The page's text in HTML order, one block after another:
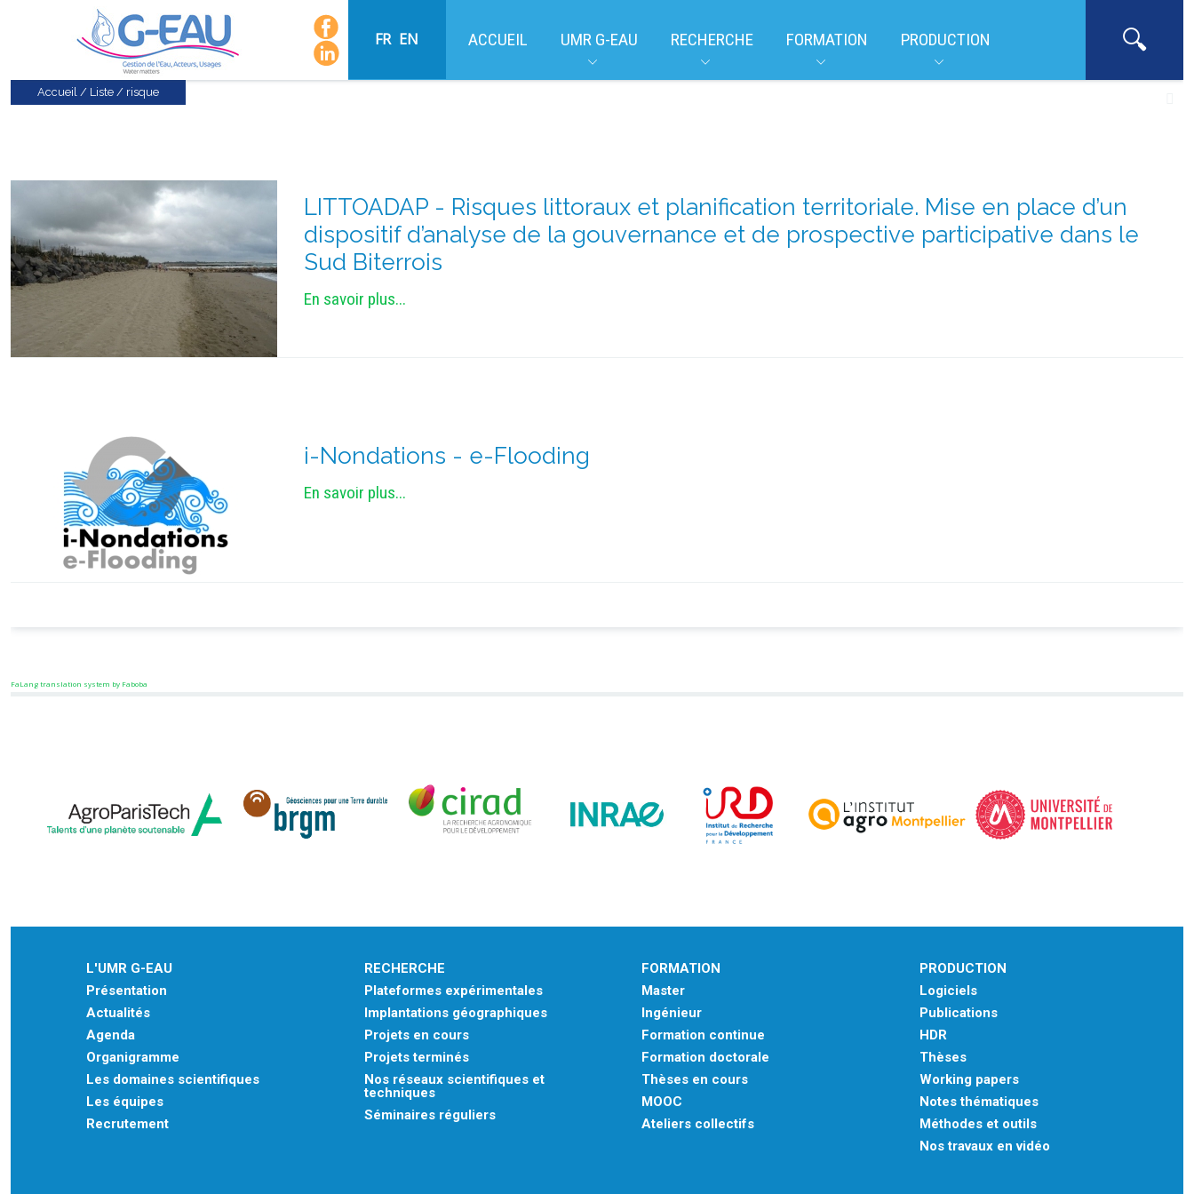
FR EN ACCUEIL UMR G-EAU RECHERCHE FORMATION PRODUCTION
Accueil / Liste / risque
LITTOADAP - Risques littoraux et planification territoriale. Mise en place d’un
dispositif d’analyse de la gouvernance et de prospective participative dans le
Sud Biterrois
En savoir plus...
i-Nondations - e-Flooding
En savoir plus...
FaLang translation system by Faboba
L'UMR G-EAU
Présentation
Actualités
Agenda
Organigramme
Les domaines scientifiques
Les équipes
Recrutement
RECHERCHE
Plateformes expérimentales
Implantations géographiques
Projets en cours
Projets terminés
Nos réseaux scientifiques et
techniques
Séminaires réguliers
FORMATION
Master
Ingénieur
Formation continue
Formation doctorale
Thèses en cours
MOOC
Ateliers collectifs
PRODUCTION
Logiciels
Publications
HDR
Thèses
Working papers
Notes thématiques
Méthodes et outils
Nos travaux en vidéo